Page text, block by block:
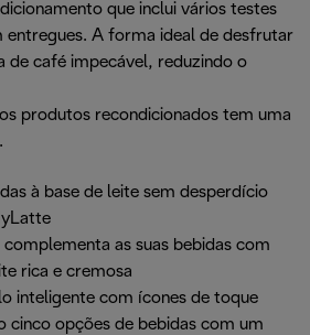
que inclui vários testes
entregues. A forma ideal de desfrutar
de café impecável, reduzindo o
produtos recondicionados tem uma
à base de leite sem desperdício
as suas bebidas com
rica e cremosa
inteligente com ícones de toque
cinco opções de bebidas com um